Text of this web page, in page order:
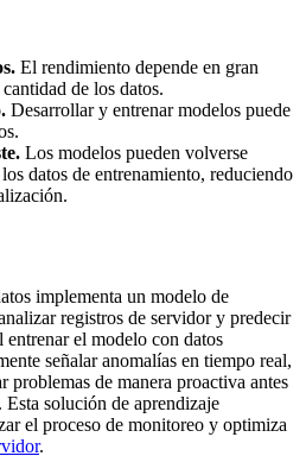
El rendimiento depende en gran
de los datos.
Desarrollar y entrenar modelos puede
Los modelos pueden volverse
datos de entrenamiento, reduciendo
implementa un modelo de
registros de servidor y predecir
el modelo con datos
señalar anomalías en tiempo real,
problemas de manera proactiva antes
Esta solución de aprendizaje
el proceso de monitoreo y optimiza
.